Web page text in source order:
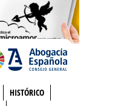
HISTÓRICO